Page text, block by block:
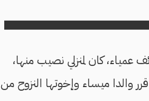
عمياء، كان لمنزلي نصيب منها،
والدا ميساء وإخوتها النزوح من